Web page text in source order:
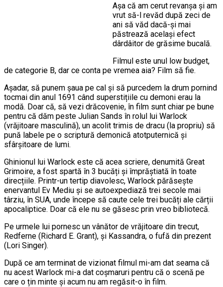
Așa că am cerut revanșa și am
vrut să-l revăd după zeci de
ani să văd dacă-și mai
păstrează același efect
dârdâitor de grăsime bucală.
Filmul este unul low budget,
de categorie B, dar ce conta pe vremea aia? Film să fie.
Așadar, să punem șaua pe cal și să purcedem la drum pornind
tocmai din anul 1691 când superstițiile cu demoni erau la
modă. Doar că, să vezi drăcovenie, în film sunt chiar pe bune
pentru că dăm peste Julian Sands în rolul lui Warlock
(vrăjitoare masculină), un acolit trimis de dracu (la propriu) să
pună labele pe o scriptură demonică atotputernică și
sfârșitoare de lumi.
Ghinionul lui Warlock este că acea scriere, denumită Great
Grimoire, a fost spartă în 3 bucăți și împrăștiată în toate
direcțiile. Printr-un tertip diavolesc, Warlock părăsește
enervantul Ev Mediu și se autoexpediază trei secole mai
târziu, în SUA, unde începe să caute cele trei bucăți ale cărții
apocaliptice. Doar că ele nu se găsesc prin vreo bibliotecă.
Pe urmele lui pornesc un vânător de vrăjitoare din trecut,
Redferne (Richard E. Grant), și Kassandra, o fufă din prezent
(Lori Singer).
După ce am terminat de vizionat filmul mi-am dat seama că
nu acest Warlock mi-a dat coșmaruri pentru că o scenă pe
care o țin minte și acum nu am regăsit-o în film.